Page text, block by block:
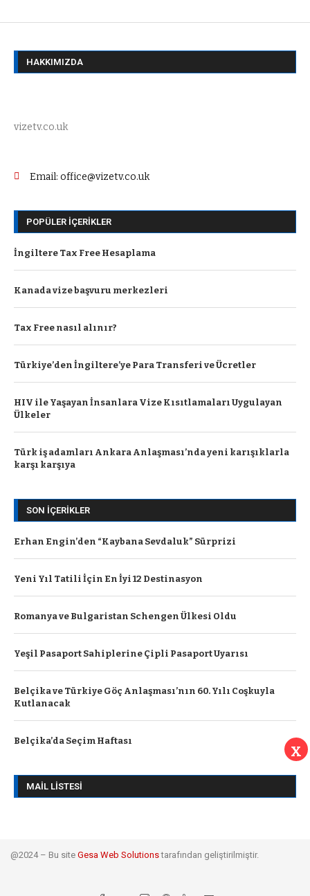
HAKKIMIZDA
vizetv.co.uk
Email: office@vizetv.co.uk
POPÜLER İÇERIKLER
İngiltere Tax Free Hesaplama
Kanada vize başvuru merkezleri
Tax Free nasıl alınır?
Türkiye’den İngiltere’ye Para Transferi ve Ücretler
HIV ile Yaşayan İnsanlara Vize Kısıtlamaları Uygulayan
Ülkeler
Türk iş adamları Ankara Anlaşması’nda yeni karışıklarla
karşı karşıya
SON İÇERIKLER
Erhan Engin’den “Kaybana Sevdaluk” Sürprizi
Yeni Yıl Tatili İçin En İyi 12 Destinasyon
Romanya ve Bulgaristan Schengen Ülkesi Oldu
Yeşil Pasaport Sahiplerine Çipli Pasaport Uyarısı
Belçika ve Türkiye Göç Anlaşması’nın 60. Yılı Coşkuyla
Kutlanacak
Belçika’da Seçim Haftası
MAIL LISTESI
@2024 – Bu site Gesa Web Solutionstarafından geliştirilmiştir.
X